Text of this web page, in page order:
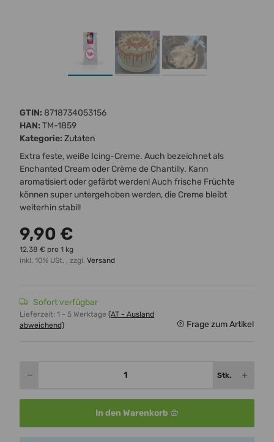
GTIN: 8718734053156
HAN: TM-1859
Kategorie: Zutaten
Extra feste, weiße Icing-Creme. Auch bezeichnet als
Enchanted Cream oder Crème de Chantilly. Kann
aromatisiert oder gefärbt werden! Auch frische Früchte
können super untergehoben werden, die Creme bleibt
weiterhin stabil!
9,90 €
12,38 € pro 1 kg
inkl. 10% USt. , zzgl. Versand
Sofort verfügbar
Lieferzeit: 1 - 5 Werktage (AT - Ausland
abweichend)
Frage zum Artikel
Stk.
In den Warenkorb